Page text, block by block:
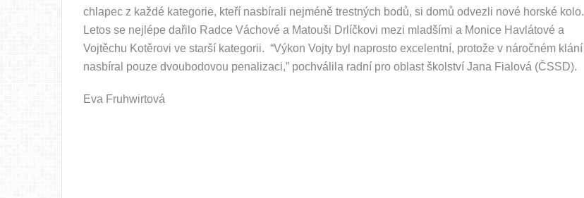
chlapec z každé kategorie, kteří nasbírali nejméně trestných bodů, si domů odvezli nové horské kolo.
Letos se nejlépe dařilo Radce Váchové a Matouši Drlíčkovi mezi mladšími a Monice Havlátové a
Vojtěchu Kotěrovi ve starší kategorii. “Výkon Vojty byl naprosto excelentní, protože v náročném klání
nasbíral pouze dvoubodovou penalizaci,” pochválila radní pro oblast školství Jana Fialová (ČSSD).
Eva Fruhwirtová